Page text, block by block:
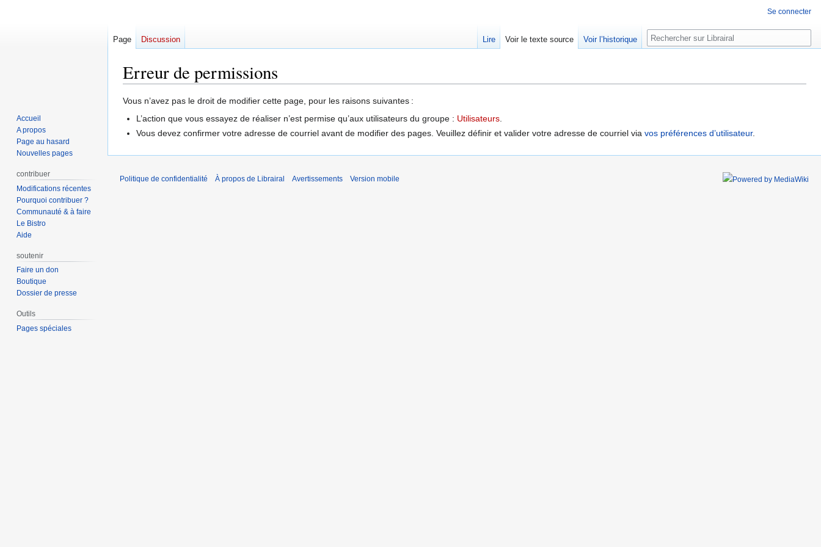
Erreur de permissions
Aller
Aller
Vous n’avez pas le droit de modifier cette page, pour les raisons suivantes :
L’action que vous essayez de réaliser n’est permise qu’aux utilisateurs du groupe : Utilisateurs.
Vous devez confirmer votre adresse de courriel avant de modifier des pages. Veuillez définir et valider votre adresse de courriel viavos préférences d’utilisateur.
Se connecter
Page Discussion Lire Voir le texte source Voir l’historique Rechercher
Accueil
A propos
Page au hasard
Nouvelles pages
contribuer
Modifications récentes
Pourquoi contribuer ?
Communauté & à faire
Le Bistro
Aide
soutenir
Faire un don
Boutique
Dossier de presse
Outils
Pages spéciales
Politique de confidentialité À propos de Librairal Avertissements Version mobile